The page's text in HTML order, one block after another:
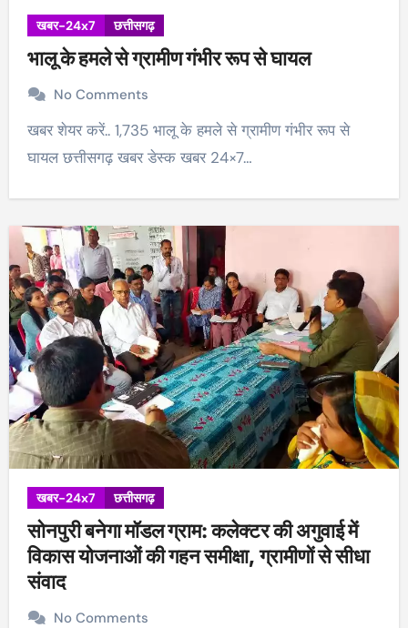
खबर-24x7 छत्तीसगढ़
भालू के हमले से ग्रामीण गंभीर रूप से घायल
No Comments
खबर शेयर करें.. 1,735 भालू के हमले से ग्रामीण गंभीर रूप से
घायल छत्तीसगढ़ खबर डेस्क खबर 24×7…
खबर-24x7 छत्तीसगढ़
सोनपुरी बनेगा मॉडल ग्राम: कलेक्टर की अगुवाई में
विकास योजनाओं की गहन समीक्षा, ग्रामीणों से सीधा
संवाद
No Comments